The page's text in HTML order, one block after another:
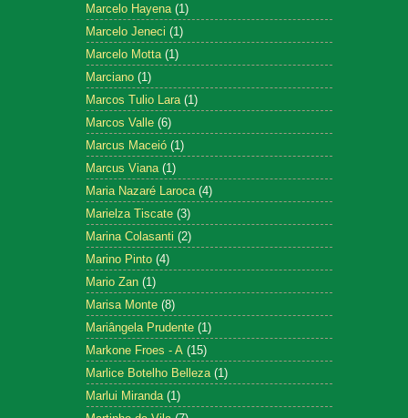
Marcelo Hayena (1)
Marcelo Jeneci (1)
Marcelo Motta (1)
Marciano (1)
Marcos Tulio Lara (1)
Marcos Valle (6)
Marcus Maceió (1)
Marcus Viana (1)
Maria Nazaré Laroca (4)
Marielza Tiscate (3)
Marina Colasanti (2)
Marino Pinto (4)
Mario Zan (1)
Marisa Monte (8)
Mariângela Prudente (1)
Markone Froes - A (15)
Marlice Botelho Belleza (1)
Marlui Miranda (1)